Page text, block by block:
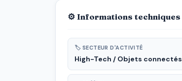
⚙ Informations techniques
🏷 SECTEUR D'ACTIVITÉ
High-Tech / Objets connectés